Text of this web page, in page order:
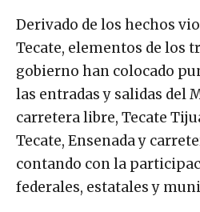
Derivado de los hechos
Tecate, elementos de los
gobierno han colocado
las entradas y salidas del
carretera libre, Tecate
Tecate, Ensenada y
contando con la
federales, estatales y